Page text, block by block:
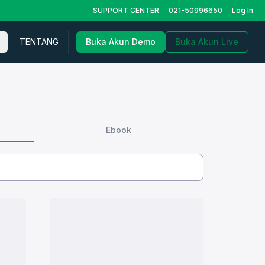
SUPPORT CENTER 021-50996650 Log In
TENTANG Buka Akun Demo Buka Akun Live
Ebook